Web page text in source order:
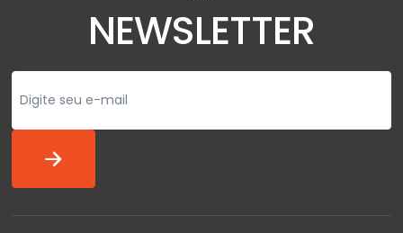
NEWSLETTER